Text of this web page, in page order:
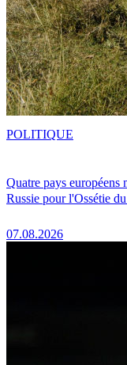
Quatre pays européens
Russie pour l'Ossétie
07.08.2026
POLITIQUE